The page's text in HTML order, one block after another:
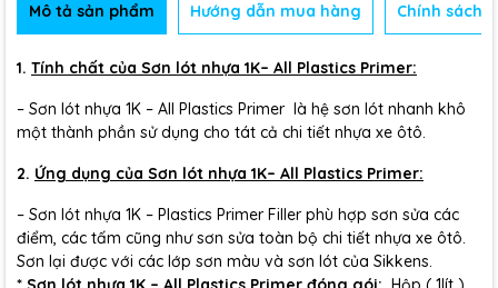
Mô tả sản phẩm Hướng dẫn mua hàng Chính sách
1. Tính chất của Sơn lót nhựa 1K– All Plastics Primer:
– Sơn lót nhựa 1K – All Plastics Primer là hệ sơn lót nhanh khô
một thành phần sử dụng cho tát cả chi tiết nhựa xe ôtô.
2. Ứng dụng của Sơn lót nhựa 1K– All Plastics Primer:
– Sơn lót nhựa 1K – Plastics Primer Filler phù hợp sơn sửa các
điểm, các tấm cũng như sơn sửa toàn bộ chi tiết nhựa xe ôtô.
Sơn lại được với các lớp sơn màu và sơn lót của Sikkens.